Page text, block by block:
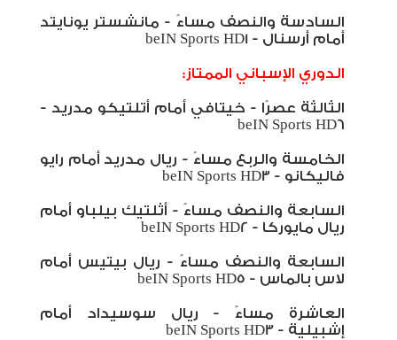
السادسة والنصف مساءً - مانشستر يونايتد
أمام أرسنال - beIN Sports HD1
الدوري الإسباني الممتاز:
الثالثة عصرًا - خيتافي أمام أتلتيكو مدريد -
beIN Sports HD6
الخامسة والربع مساءً - ريال مدريد أمام رايو
فاليكانو - beIN Sports HD3
السابعة والنصف مساءً - أثلتيك بيلباو أمام
ريال مايوركا - beIN Sports HD2
السابعة والنصف مساءً - ريال بيتيس أمام
لاس بالماس - beIN Sports HD5
العاشرة مساءً - ريال سوسيداد أمام
إشبيلية - beIN Sports HD3